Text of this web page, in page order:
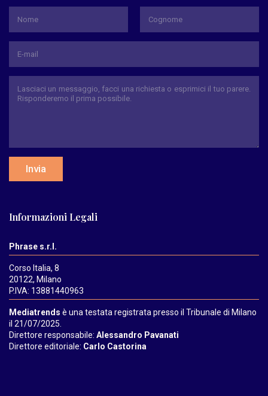
Invia
Informazioni Legali
Phrase s.r.l.
Corso Italia, 8
20122, Milano
P.IVA: 13881440963
Mediatrends è una testata registrata presso il Tribunale di Milano
il 21/07/2025.
Direttore responsabile: Alessandro Pavanati
Direttore editoriale: Carlo Castorina